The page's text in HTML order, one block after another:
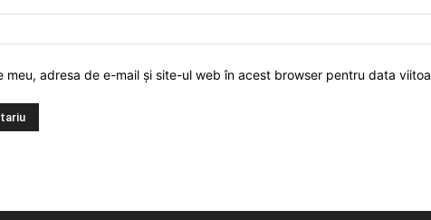
meu, adresa de e-mail și site-ul web în acest browser pentru data